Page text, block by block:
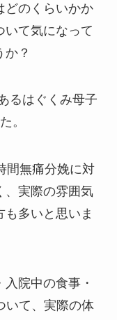
どのくらいかか
いて気になって
？
るはぐくみ母子
。
間無痛分娩に対
、実際の雰囲気
多いと思いま
院中の食事・
いて、実際の体